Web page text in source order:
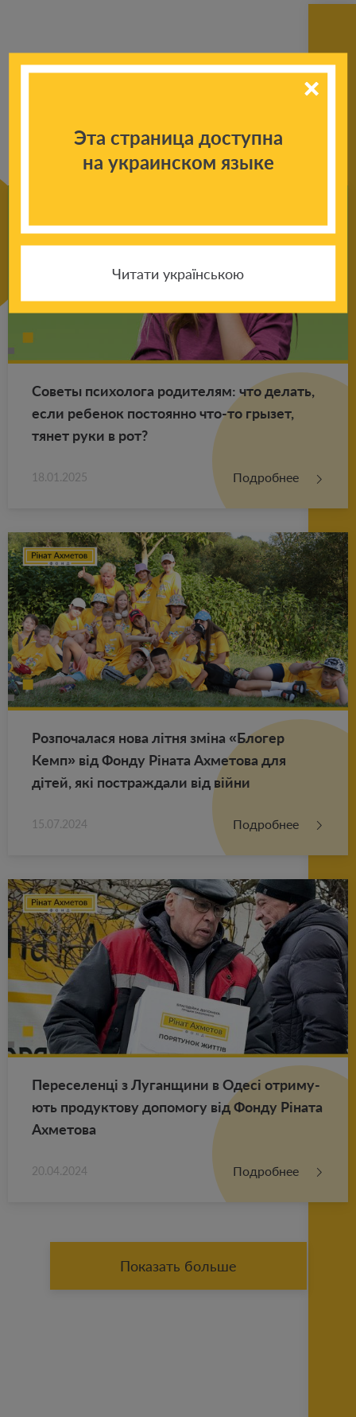
К другим
новостям
Со­ве­ты пси­хо­ло­га ро­ди­те­лям: что де­лать,
если ре­бе­нок по­сто­ян­но что-то гры­зет,
тянет руки в рот?
18.01.2025 Подробнее
Роз­по­ча­ла­ся нова літня зміна «Бло­гер
Кемп» від Фонду Ріната Ах­ме­то­ва для
дітей, які по­ст­раж­да­ли від війни
15.07.2024 Подробнее
Пе­ре­се­ленці з Лу­ган­щи­ни в Одесі от­ри­му­
ють про­дук­то­ву до­по­мо­гу від Фонду Ріната
Ах­ме­то­ва
20.04.2024 Подробнее
Показать больше
Эта страница доступна
на украинском языке
Читати українською